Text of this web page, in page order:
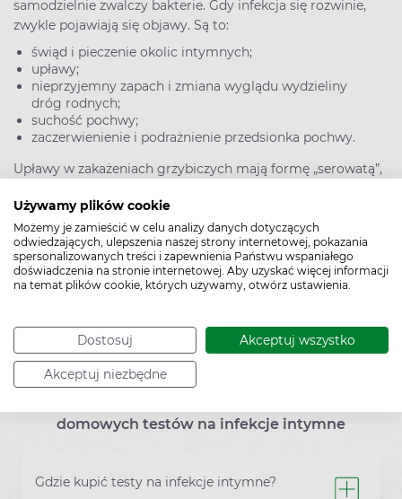
Używamy plików cookie
Możemy je zamieścić w celu analizy danych dotyczących
odwiedzających, ulepszenia naszej strony internetowej, pokazania
spersonalizowanych treści i zapewnienia Państwu wspaniałego
doświadczenia na stronie internetowej. Aby uzyskać więcej informacji
na temat plików cookie, których używamy, otwórz ustawienia.
Dostosuj Akceptuj wszystko
Akceptuj niezbędne
samodzielnie zwalczy bakterie. Gdy infekcja się rozwinie,
zwykle pojawiają się objawy. Są to:
świąd i pieczenie okolic intymnych;
upławy;
nieprzyjemny zapach i zmiana wyglądu wydzieliny
dróg rodnych;
suchość pochwy;
zaczerwienienie i podrażnienie przedsionka pochwy.
Upławy w zakażeniach grzybiczych mają formę „serowatą”,
zwykle ból w czasie stosunku seksualnego i oddawania
moczu oraz niemal zawsze świąd i pieczenie. W przypadku
infekcji bakteryjnych upławy są zwykle wodniste, szarawe,
zielonkawe lub żółtawe i mają zapach przypominający
zepsutą rybę. Zakażeniu bakteriami niekiedy nie towarzyszy
charakter problemu. W takim wypadku należy
przeprowadzić test na infekcję pochwy.
domowych testów na infekcje intymne
Gdzie kupić testy na infekcje intymne?